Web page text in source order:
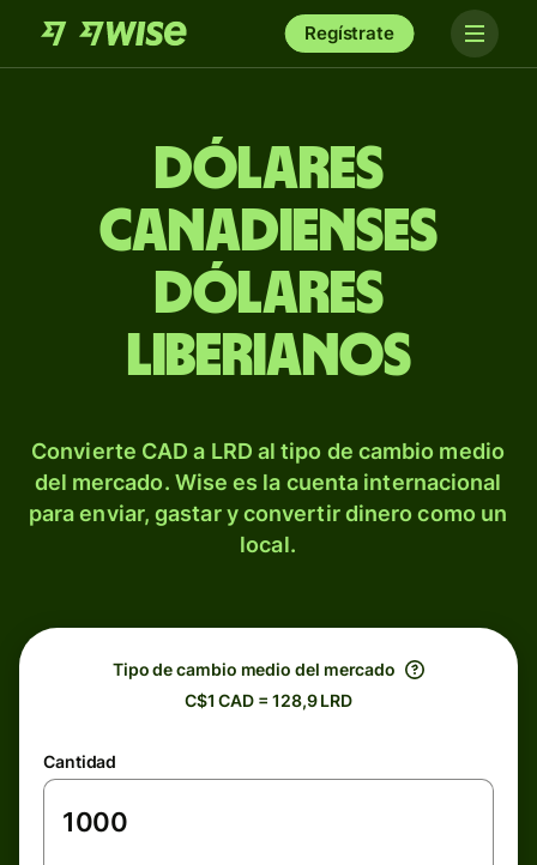
Regístrate
Dólares
canadienses
dólares
liberianos
Convierte CAD a LRD al tipo de cambio medio
del mercado. Wise es la cuenta internacional
para enviar, gastar y convertir dinero como un
local.
Tipo de cambio medio del mercado
C$1 CAD = 128,9 LRD
Cantidad